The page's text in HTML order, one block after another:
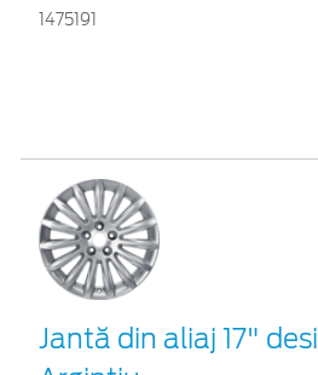
1475191
Jantă din aliaj 17"